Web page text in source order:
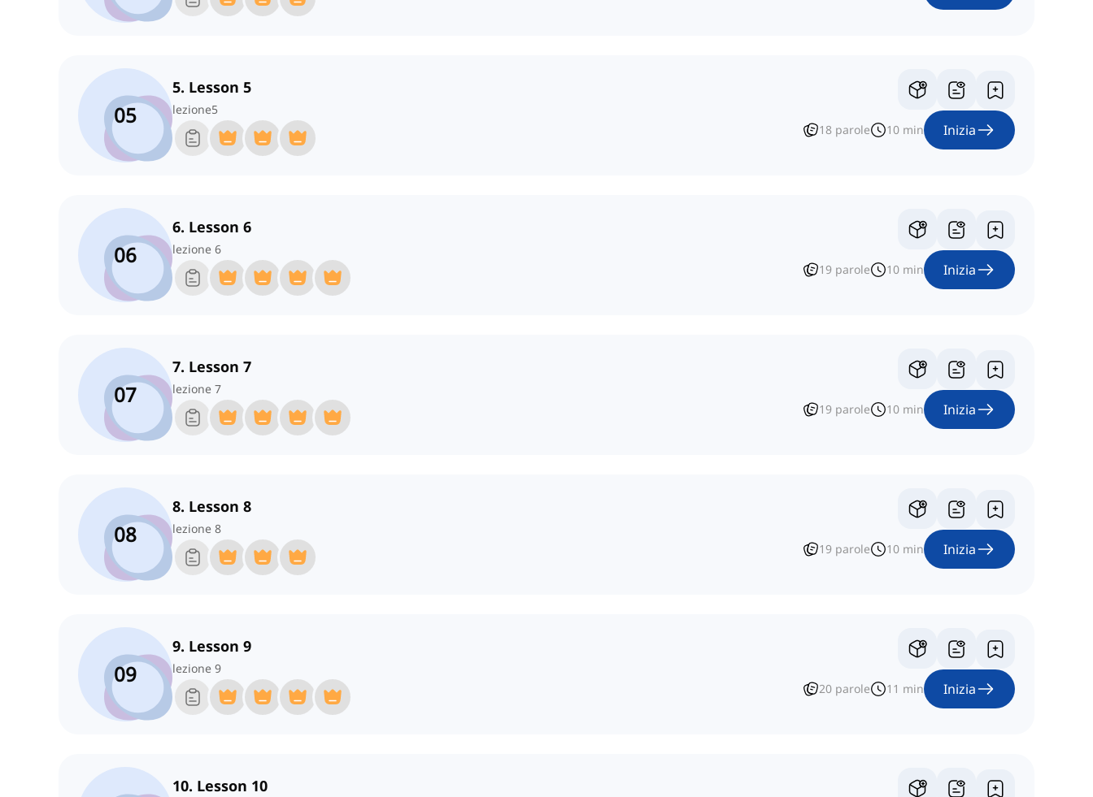
05
5. Lesson 5
lezione5
18 parole 10 min Inizia
06
6. Lesson 6
lezione 6
19 parole 10 min Inizia
07
7. Lesson 7
lezione 7
19 parole 10 min Inizia
08
8. Lesson 8
lezione 8
19 parole 10 min Inizia
09
9. Lesson 9
lezione 9
20 parole 11 min Inizia
10. Lesson 10